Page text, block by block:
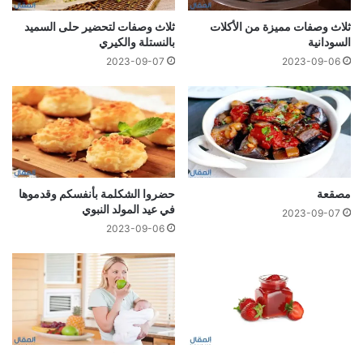
ثلاث وصفات مميزة من الأكلات
السودانية
2023-09-06
ثلاث وصفات لتحضير حلى السميد
بالنستلة والكيري
2023-09-07
مصقعة
2023-09-07
حضروا الشكلمة بأنفسكم وقدموها
في عيد المولد النبوي
2023-09-06